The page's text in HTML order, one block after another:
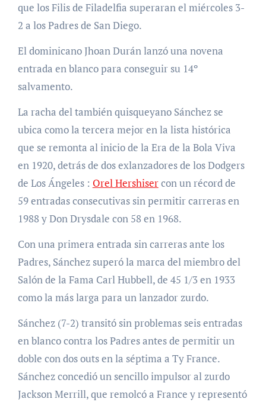
que los Filis de Filadelfia superaran el miércoles 3-
2 a los Padres de San Diego.
El dominicano Jhoan Durán lanzó una novena
entrada en blanco para conseguir su 14º
salvamento.
La racha del también quisqueyano Sánchez se
ubica como la tercera mejor en la lista histórica
que se remonta al inicio de la Era de la Bola Viva
en 1920, detrás de dos exlanzadores de los Dodgers
de Los Ángeles : Orel Hershisercon un récord de
59 entradas consecutivas sin permitir carreras en
1988 y Don Drysdale con 58 en 1968.
Con una primera entrada sin carreras ante los
Padres, Sánchez superó la marca del miembro del
Salón de la Fama Carl Hubbell, de 45 1/3 en 1933
como la más larga para un lanzador zurdo.
Sánchez (7-2) transitó sin problemas seis entradas
en blanco contra los Padres antes de permitir un
doble con dos outs en la séptima a Ty France.
Sánchez concedió un sencillo impulsor al zurdo
Jackson Merrill, que remolcó a France y representó